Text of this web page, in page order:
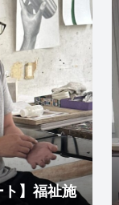
】福祉施